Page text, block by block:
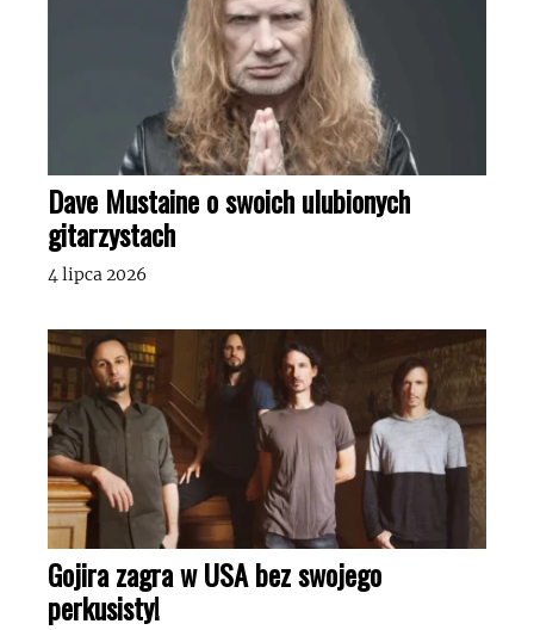
Dave Mustaine o swoich ulubionych
gitarzystach
4 lipca 2026
Gojira zagra w USA bez swojego
perkusisty!